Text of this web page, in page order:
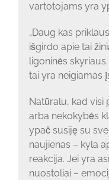
vartotojams yra
„Daug kas
išgirdo apie tai
ligoninės
tai yra neigiamas
Natūralu, kad visi
arba nekokybės
ypač susiję su
naujienas – kyla
reakcija. Jei yra
nuostoliai –